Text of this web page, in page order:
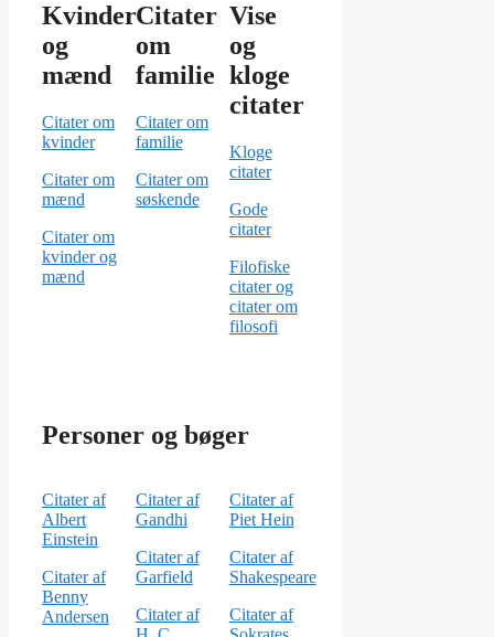
Kvinder
og
mænd
Citater om
kvinder
Citater om
mænd
Citater om
kvinder og
mænd
Citater
om
familie
Citater om
familie
Citater om
søskende
Vise
og
kloge
citater
Kloge
citater
Gode
citater
Filofiske
citater og
citater om
filosofi
Personer og bøger
Citater af
Albert
Einstein
Citater af
Benny
Andersen
Citater af
Gandhi
Citater af
Garfield
Citater af
Citater af
Piet Hein
Citater af
Shakespeare
Citater af